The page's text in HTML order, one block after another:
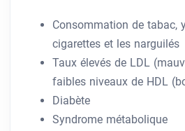
Consommation de tabac,
cigarettes et les narguilés
Taux élevés de LDL
faibles niveaux de HDL
Diabète
Syndrome métabolique